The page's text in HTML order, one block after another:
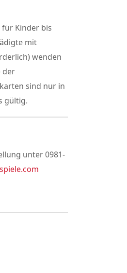
Kinder bis
mit
wenden
der
sind nur in
gültig.
unter 0981-